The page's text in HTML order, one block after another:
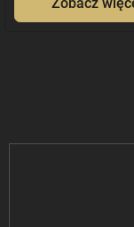
Zobacz